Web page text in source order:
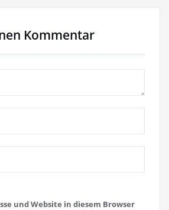
Kommentar
und Website in diesem Browser